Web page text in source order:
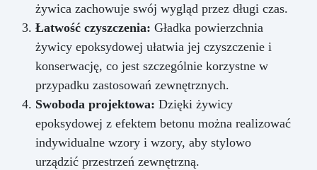
żywica zachowuje swój wygląd przez długi czas.
Łatwość czyszczenia: Gładka powierzchnia
żywicy epoksydowej ułatwia jej czyszczenie i
konserwację, co jest szczególnie korzystne w
przypadku zastosowań zewnętrznych.
Swoboda projektowa: Dzięki żywicy
epoksydowej z efektem betonu można realizować
indywidualne wzory i wzory, aby stylowo
urządzić przestrzeń zewnętrzną.